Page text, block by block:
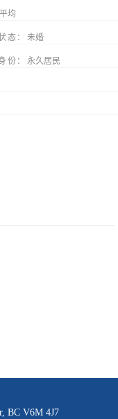
平均
态 未婚
份 永久居民
BC V6M 4J7